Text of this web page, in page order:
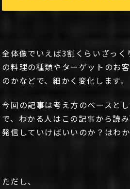
全体像でいえば3割くらいざっ
の料理の種類やターゲットのお
のかなどで、細かく変化します。
今回の記事は考え方のベースと
で、わかる人はこの記事から読
発信していけばいいのか？はわか
ただし、